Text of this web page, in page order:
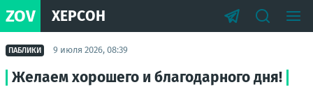
ZOV ХЕРСОН
ПАБЛИКИ 9 июля 2026, 08:39
Желаем хорошего и благодарного дня!